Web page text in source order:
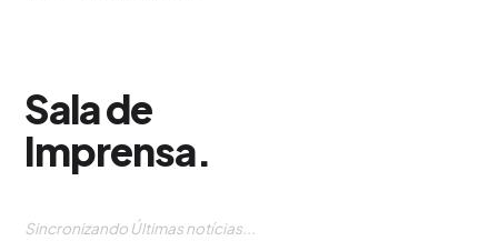
Sala de
Imprensa.
Sincronizando Últimas notícias...